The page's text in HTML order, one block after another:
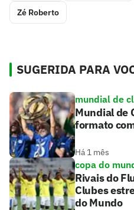
Zé Roberto
SUGERIDA PARA
mundial de
Mundial de
formato
Há 1 mês
copa do
Rivais do
Clubes
do Mundo